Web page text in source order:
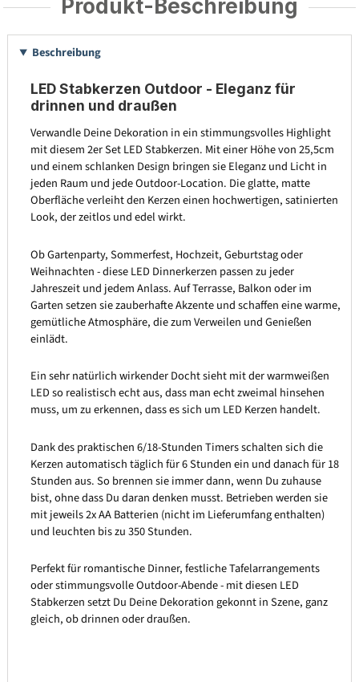
Produkt-Beschreibung
Beschreibung
LED Stabkerzen Outdoor - Eleganz für
drinnen und draußen
Verwandle Deine Dekoration in ein stimmungsvolles Highlight
mit diesem 2er Set LED Stabkerzen. Mit einer Höhe von 25,5cm
und einem schlanken Design bringen sie Eleganz und Licht in
jeden Raum und jede Outdoor-Location. Die glatte, matte
Oberfläche verleiht den Kerzen einen hochwertigen, satinierten
Look, der zeitlos und edel wirkt.
Ob Gartenparty, Sommerfest, Hochzeit, Geburtstag oder
Weihnachten - diese LED Dinnerkerzen passen zu jeder
Jahreszeit und jedem Anlass. Auf Terrasse, Balkon oder im
Garten setzen sie zauberhafte Akzente und schaffen eine warme,
gemütliche Atmosphäre, die zum Verweilen und Genießen
einlädt.
Ein sehr natürlich wirkender Docht sieht mit der warmweißen
LED so realistisch echt aus, dass man echt zweimal hinsehen
muss, um zu erkennen, dass es sich um LED Kerzen handelt.
Dank des praktischen 6/18-Stunden Timers schalten sich die
Kerzen automatisch täglich für 6 Stunden ein und danach für 18
Stunden aus. So brennen sie immer dann, wenn Du zuhause
bist, ohne dass Du daran denken musst. Betrieben werden sie
mit jeweils 2x AA Batterien (nicht im Lieferumfang enthalten)
und leuchten bis zu 350 Stunden.
Perfekt für romantische Dinner, festliche Tafelarrangements
oder stimmungsvolle Outdoor-Abende - mit diesen LED
Stabkerzen setzt Du Deine Dekoration gekonnt in Szene, ganz
gleich, ob drinnen oder draußen.